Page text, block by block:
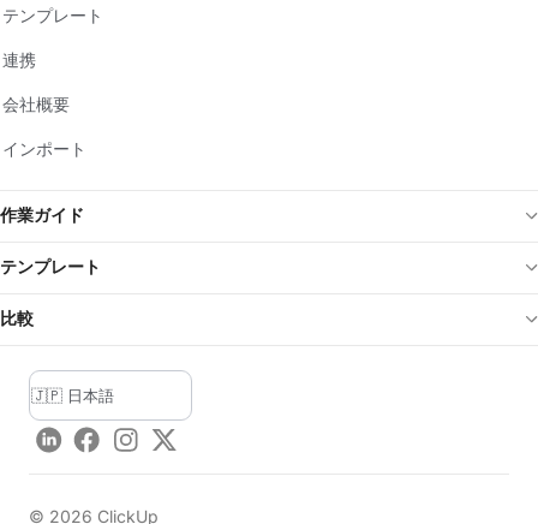
テンプレート
連携
会社概要
インポート
作業ガイド
テンプレート
比較
LinkedInFacebook
Instagram
Twitter
© 2026 ClickUp